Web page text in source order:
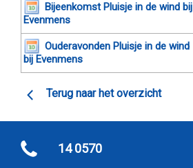
Bijeenkomst Pluisje in de wind bij
Evenmens
Ouderavonden Pluisje in de wind
bij Evenmens
Terug naar het overzicht
14 0570